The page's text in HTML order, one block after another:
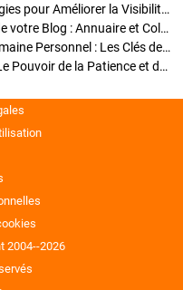
Optimisation SEO des Articles : Stratégies pour Améliorer la Visibilité de Votre Blog
Stratégies pour améliorer la visibilité de votre Blog : Annuaire et Collaborations
Pourquoi Investir dans un Nom de Domaine Personnel : Les Clés de la Réussite de Votre Blog
Comment Faire Émerger Votre Blog : Le Pouvoir de la Patience et de la Persévérance
2004--2026